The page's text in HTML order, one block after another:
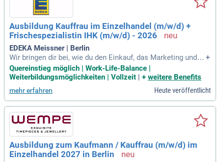
Ausbildung Kauffrau im Einzelhandel (m/w/d) +
Frischespezialistin IHK (m/w/d) - 2026
EDEKA Meissner | Berlin
Wir bringen dir bei, wie du den Einkauf, das Marketing und d
en Verkauf der Waren verantwortest. Bald kannst du das Sor
timent gestalten, die Waren präsentieren und Marketingakti
s!
+
Quereinstieg möglich | Work-Life-Balance |
Weiterbildungsmöglichkeiten | Vollzeit
+ weitere Benefits
mehr erfahren Heute veröffentlicht
Ausbildung zum Kaufmann / Kauffrau (m/w/d) im
Einzelhandel 2027 in Berlin